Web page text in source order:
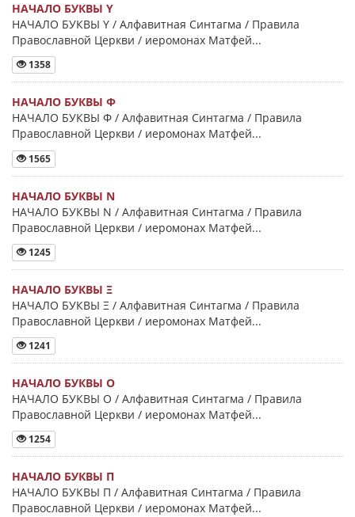
НАЧАЛО БУКВЫ Y
НАЧАЛО БУКВЫ Y / Алфавитная Синтагма / Правила
Православной Церкви / иеромонах Матфей...
1358
НАЧАЛО БУКВЫ Φ
НАЧАЛО БУКВЫ Φ / Алфавитная Синтагма / Правила
Православной Церкви / иеромонах Матфей...
1565
НАЧАЛО БУКВЫ Ν
НАЧАЛО БУКВЫ Ν / Алфавитная Синтагма / Правила
Православной Церкви / иеромонах Матфей...
1245
НАЧАЛО БУКВЫ Ξ
НАЧАЛО БУКВЫ Ξ / Алфавитная Синтагма / Правила
Православной Церкви / иеромонах Матфей...
1241
НАЧАЛО БУКВЫ Ο
НАЧАЛО БУКВЫ Ο / Алфавитная Синтагма / Правила
Православной Церкви / иеромонах Матфей...
1254
НАЧАЛО БУКВЫ Π
НАЧАЛО БУКВЫ Π / Алфавитная Синтагма / Правила
Православной Церкви / иеромонах Матфей...